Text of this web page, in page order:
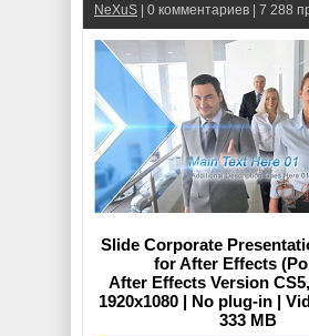
NeXuS | 0 комментариев | 7 288
Slide Corporate
for After Effects
After Effects Version
1920x1080 | No plug-in |
333 MB